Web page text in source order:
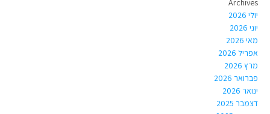
Archives
יולי 2026
יוני 2026
מאי 2026
אפריל 2026
מרץ 2026
פברואר 2026
ינואר 2026
דצמבר 2025